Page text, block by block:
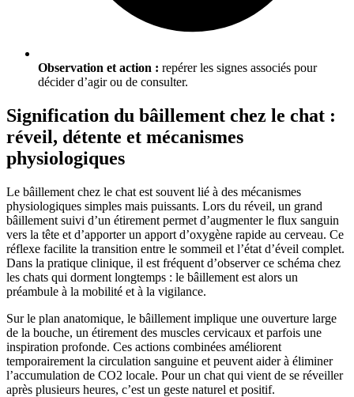
Observation et action : repérer les signes associés pour
décider d’agir ou de consulter.
Signification du bâillement chez le chat :
réveil, détente et mécanismes
physiologiques
Le bâillement chez le chat est souvent lié à des mécanismes
physiologiques simples mais puissants. Lors du réveil, un grand
bâillement suivi d’un étirement permet d’augmenter le flux sanguin
vers la tête et d’apporter un apport d’oxygène rapide au cerveau. Ce
réflexe facilite la transition entre le sommeil et l’état d’éveil complet.
Dans la pratique clinique, il est fréquent d’observer ce schéma chez
les chats qui dorment longtemps : le bâillement est alors un
préambule à la mobilité et à la vigilance.
Sur le plan anatomique, le bâillement implique une ouverture large
de la bouche, un étirement des muscles cervicaux et parfois une
inspiration profonde. Ces actions combinées améliorent
temporairement la circulation sanguine et peuvent aider à éliminer
l’accumulation de CO2 locale. Pour un chat qui vient de se réveiller
après plusieurs heures, c’est un geste naturel et positif.